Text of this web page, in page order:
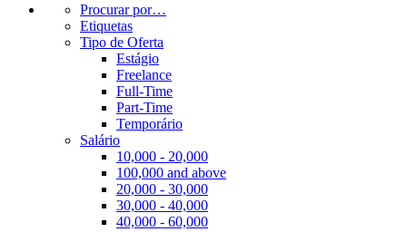
Procurar por…
Etiquetas
Tipo de Oferta
Estágio
Freelance
Full-Time
Part-Time
Temporário
Salário
10,000 - 20,000
100,000 and above
20,000 - 30,000
30,000 - 40,000
40,000 - 60,000